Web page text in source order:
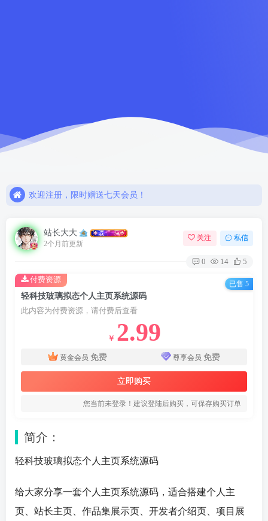
欢迎注册，限时赠送七天会员！
欢迎注册，限时赠送七天会员！
站长大大
2个月前更新
关注 私信
0 14 5
轻科技玻璃拟态个人主页系统源码
此内容为付费资源，请付费后查看
￥ 2.99
黄金会员 免费 尊享会员 免费
立即购买
您当前未登录！建议登陆后购买，可保存购买订单
付费资源
已售 5
简介：
轻科技玻璃拟态个人主页系统源码
给大家分享一套个人主页系统源码，适合搭建个人主
页、站长主页、作品集展示页、开发者介绍页、项目展